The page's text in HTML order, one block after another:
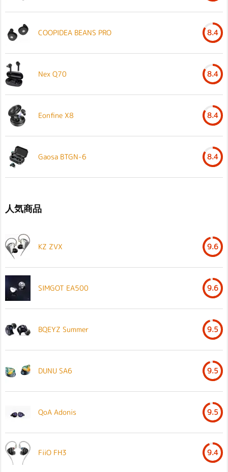
COOPIDEA BEANS PRO 8.4
Nex Q70 8.4
Eonfine X8 8.4
Gaosa BTGN-6 8.4
人気商品
KZ ZVX 9.6
SIMGOT EA500 9.6
BQEYZ Summer 9.5
DUNU SA6 9.5
QoA Adonis 9.5
FiiO FH3 9.4